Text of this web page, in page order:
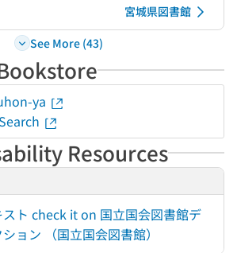
宮城県図書館
See More (43)
ya
Resources
スト check it on 国立国会図書館デ
ョン （国立国会図書館）